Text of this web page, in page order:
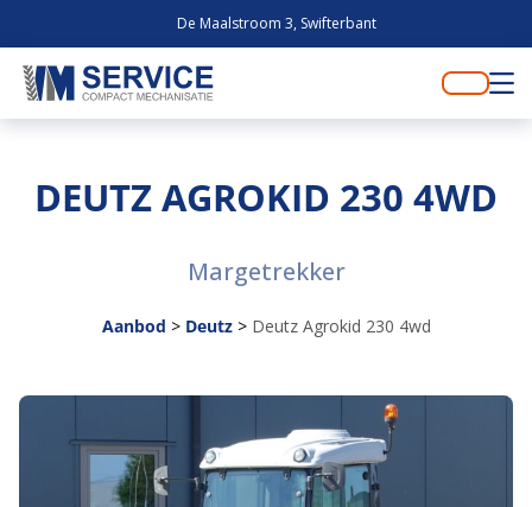
De Maalstroom 3, Swifterbant
DEUTZ AGROKID 230 4WD
Margetrekker
Aanbod > Deutz> Deutz Agrokid 230 4wd